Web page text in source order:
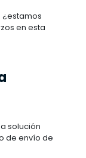
¿estamos
en esta
solución
de envío de